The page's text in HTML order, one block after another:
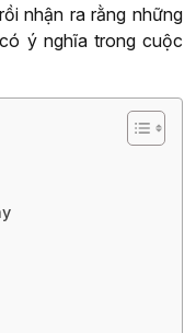
nhận ra rằng những
ý nghĩa trong cuộc